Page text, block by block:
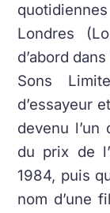
Londres
d’abord
Sons
d’essayeur
devenu
du prix de
1984, puis
nom d’une